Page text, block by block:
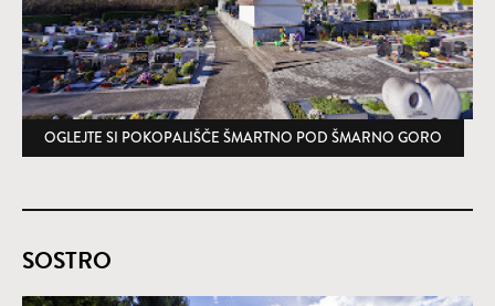
OGLEJTE SI POKOPALIŠČE ŠMARTNO POD ŠMARNO GORO
SOSTRO